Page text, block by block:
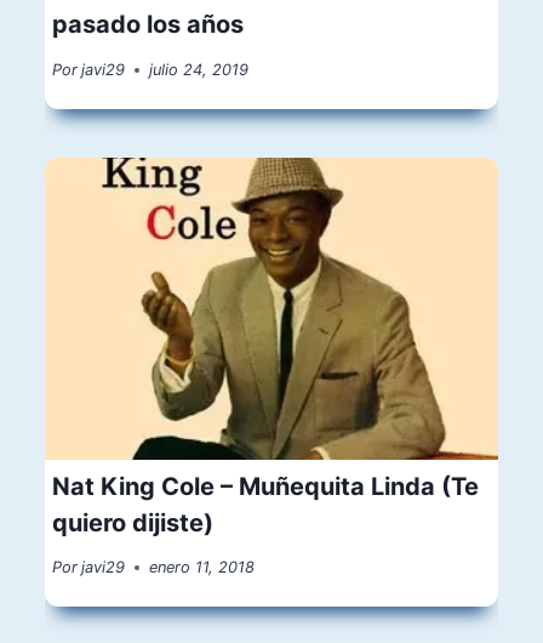
pasado los años
Por javi29 julio 24, 2019
Nat King Cole – Muñequita Linda (Te
quiero dijiste)
Por javi29 enero 11, 2018